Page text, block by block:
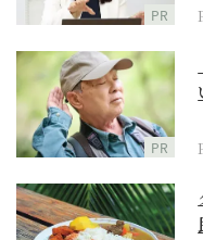
PR
PR